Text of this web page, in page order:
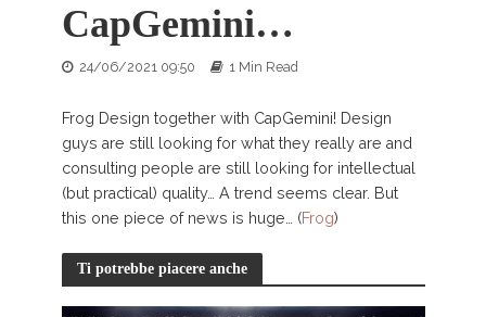
CapGemini…
24/06/2021 09:50 1 Min Read
Frog Design together with CapGemini! Design
guys are still looking for what they really are and
consulting people are still looking for intellectual
(but practical) quality… A trend seems clear. But
this one piece of news is huge… (Frog)
Ti potrebbe piacere anche